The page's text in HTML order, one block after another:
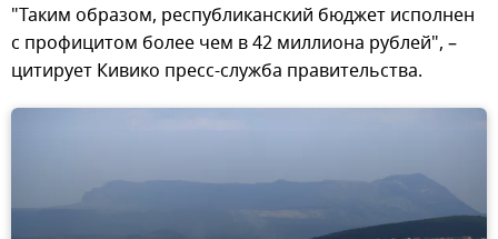
"Таким образом, республиканский бюджет исполнен
с профицитом более чем в 42 миллиона рублей", –
цитирует Кивико пресс-служба правительства.